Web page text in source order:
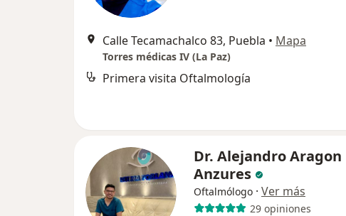
Calle Tecamachalco 83, Puebla • Mapa
Torres médicas IV (La Paz)
Primera visita Oftalmología
Dr. Alejandro Aragon
Anzures
Oftalmólogo · Ver más
29 opiniones